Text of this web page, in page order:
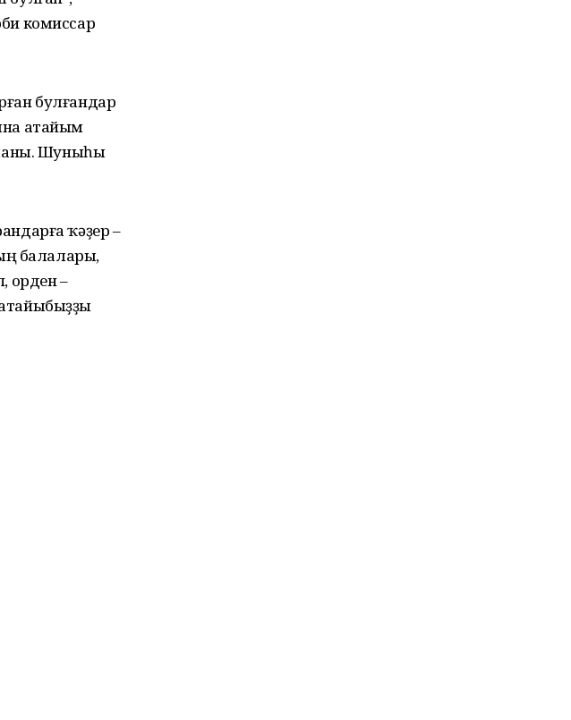
комиссар
булғандар
атайым
Шуныһы
ҡәҙер –
балалары,
орден –